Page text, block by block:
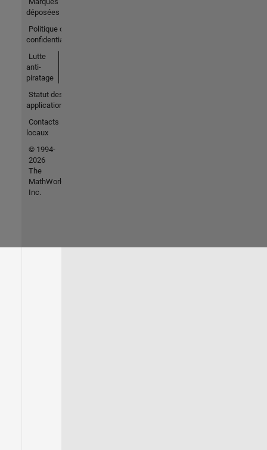
déposées
Politique de
confidentialité
Lutte
anti-
piratage
Statut des
applications
Contacts
locaux
© 1994-
2026
The
MathWorks,
Inc.